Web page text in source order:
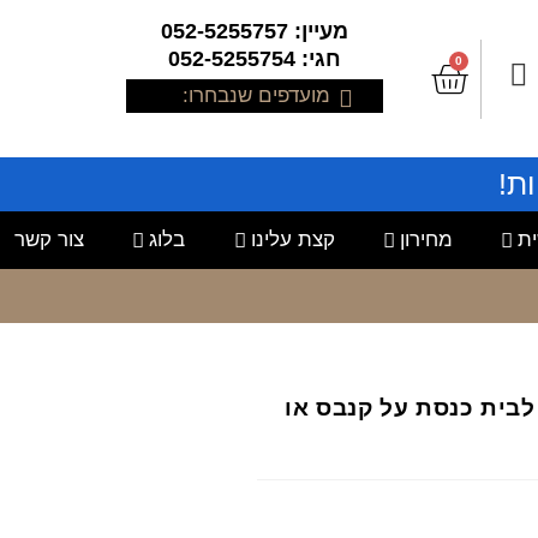
0
מעיין: 052-5255757
חגי: 052-5255754
מועדפים שנבחרו:
מחירון קצת עלינו בלוג צור קשר
לבית כנסת על קנבס או